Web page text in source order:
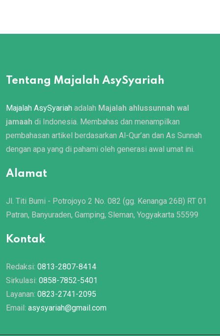
Tentang Majalah AsySyariah
Majalah AsySyariah adalah Majalah ahlussunnah wal
jamaah di Indonesia. Membahas dan menampilkan
pembahasan artikel berdasarkan Al-Qur’an dan As Sunnah
dengan apa yang di pahami oleh generasi awal umat ini.
Alamat
Jl. Titi Bumi - Potrojoyo 2 No. 082 (gg. Kenanga 26B) RT 01
Patran, Banyuraden, Gamping, Sleman, Yogyakarta 55599
Kontak
Redaksi: 0813-2807-8414
Sirkulasi: 0858-7852-5401
Layanan: 0823-2741-2095
Email: asysyariah@gmail.com